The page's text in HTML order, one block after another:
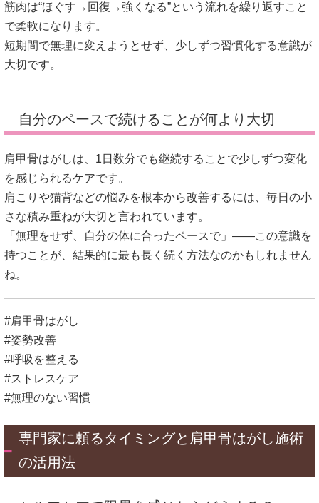
筋肉は“ほぐす→回復→強くなる”という流れを繰り返すこと
で柔軟になります。
短期間で無理に変えようとせず、少しずつ習慣化する意識が
大切です。
自分のペースで続けることが何より大切
肩甲骨はがしは、1日数分でも継続することで少しずつ変化
を感じられるケアです。
肩こりや猫背などの悩みを根本から改善するには、毎日の小
さな積み重ねが大切と言われています。
「無理をせず、自分の体に合ったペースで」——この意識を
持つことが、結果的に最も長く続く方法なのかもしれません
ね。
#肩甲骨はがし
#姿勢改善
#呼吸を整える
#ストレスケア
#無理のない習慣
専門家に頼るタイミングと肩甲骨はがし施術
の活用法